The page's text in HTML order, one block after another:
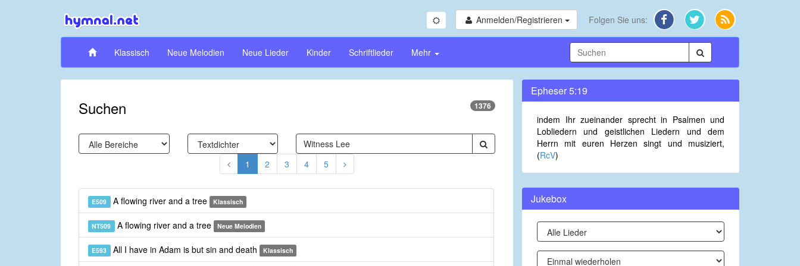
Anmelden/Registrieren Folgen Sie uns:
Klassisch Neue Melodien Neue Lieder Kinder Schriftlieder Mehr
Suchen 1376
1 2 3 4 5
E509 A flowing river and a tree Klassisch
NT509 A flowing river and a tree Neue Melodien
E593 All I have in Adam is but sin and death Klassisch
Epheser 5:19
indem Ihr zueinander sprecht in Psalmen und
Lobliedern und geistlichen Liedern und dem
Herrn mit euren Herzen singt und musiziert,
(RcV)
Jukebox